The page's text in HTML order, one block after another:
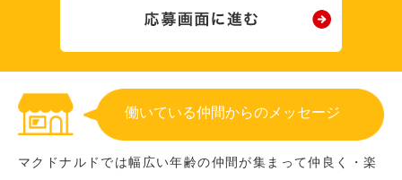
働いている仲間からのメッセージ
マクドナルドでは幅広い年齢の仲間が集まって仲良く・楽